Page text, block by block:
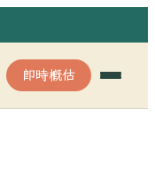
即時概估